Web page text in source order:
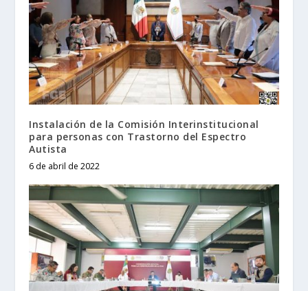
Instalación de la Comisión Interinstitucional
para personas con Trastorno del Espectro
Autista
6 de abril de 2022